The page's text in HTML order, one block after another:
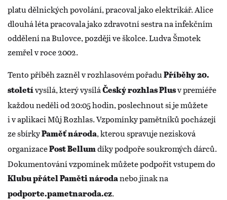
platu dělnických povolání, pracoval jako elektrikář. Alice
dlouhá léta pracovala jako zdravotní sestra na infekčním
oddělení na Bulovce, později ve školce. Ludva Šmotek
zemřel v roce 2002.
Tento příběh zazněl v rozhlasovém pořaduPříběhy 20.
stoletívysílá, který vysíláČeský rozhlas Plusv premiéře
každou neděli od 20:05 hodin, poslechnout si je můžete
i v aplikaci Můj Rozhlas. Vzpomínky pamětníků pocházejí
ze sbírkyPaměť národa, kterou spravuje nezisková
organizacePost Bellumdíky podpoře soukromých dárců.
Dokumentování vzpomínek můžete podpořit vstupem do
Klubu přátel Paměti národanebo jinak na
podporte.pametnaroda.cz.